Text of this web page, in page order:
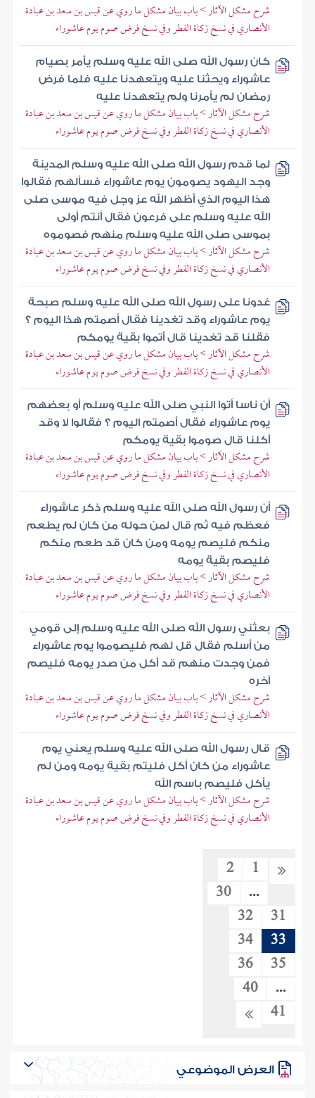
شرح مشكل الآثار > باب بيان مشكل ما روي عن قيس بن سعد بن عبادة
الأنصاري في نسخ زكاة الفطر وفي نسخ فرض صوم يوم عاشوراء
كان رسول الله صلى الله عليه وسلم يأمر بصيام
عاشوراء ويحثنا عليه ويتعهدنا عليه فلما فرض
رمضان لم يأمرنا ولم يتعهدنا عليه
شرح مشكل الآثار > باب بيان مشكل ما روي عن قيس بن سعد بن عبادة
الأنصاري في نسخ زكاة الفطر وفي نسخ فرض صوم يوم عاشوراء
لما قدم رسول الله صلى الله عليه وسلم المدينة
وجد اليهود يصومون يوم عاشوراء فسألهم فقالوا
هذا اليوم الذي أظهر الله عز وجل فيه موسى صلى
الله عليه وسلم على فرعون فقال أنتم أولى
بموسى صلى الله عليه وسلم منهم فصوموه
شرح مشكل الآثار > باب بيان مشكل ما روي عن قيس بن سعد بن عبادة
الأنصاري في نسخ زكاة الفطر وفي نسخ فرض صوم يوم عاشوراء
غدونا على رسول الله صلى الله عليه وسلم صبحة
يوم عاشوراء وقد تغدينا فقال أصمتم هذا اليوم ؟
فقلنا قد تغدينا قال أتموا بقية يومكم
شرح مشكل الآثار > باب بيان مشكل ما روي عن قيس بن سعد بن عبادة
الأنصاري في نسخ زكاة الفطر وفي نسخ فرض صوم يوم عاشوراء
أن ناسا أتوا النبي صلى الله عليه وسلم أو بعضهم
يوم عاشوراء فقال أصمتم اليوم ؟ فقالوا لا وقد
أكلنا قال صوموا بقية يومكم
شرح مشكل الآثار > باب بيان مشكل ما روي عن قيس بن سعد بن عبادة
الأنصاري في نسخ زكاة الفطر وفي نسخ فرض صوم يوم عاشوراء
أن رسول الله صلى الله عليه وسلم ذكر عاشوراء
فعظم فيه ثم قال لمن حوله من كان لم يطعم
منكم فليصم يومه ومن كان قد طعم منكم
فليصم بقية يومه
شرح مشكل الآثار > باب بيان مشكل ما روي عن قيس بن سعد بن عبادة
الأنصاري في نسخ زكاة الفطر وفي نسخ فرض صوم يوم عاشوراء
بعثني رسول الله صلى الله عليه وسلم إلى قومي
من أسلم فقال قل لهم فليصوموا يوم عاشوراء
فمن وجدت منهم قد أكل من صدر يومه فليصم
آخره
شرح مشكل الآثار > باب بيان مشكل ما روي عن قيس بن سعد بن عبادة
الأنصاري في نسخ زكاة الفطر وفي نسخ فرض صوم يوم عاشوراء
قال رسول الله صلى الله عليه وسلم يعني يوم
عاشوراء من كان أكل فليتم بقية يومه ومن لم
يأكل فليصم باسم الله
شرح مشكل الآثار > باب بيان مشكل ما روي عن قيس بن سعد بن عبادة
الأنصاري في نسخ زكاة الفطر وفي نسخ فرض صوم يوم عاشوراء
1
2
...
30
31
32
33
34
35
36
...
40
41
العرض الموضوعي